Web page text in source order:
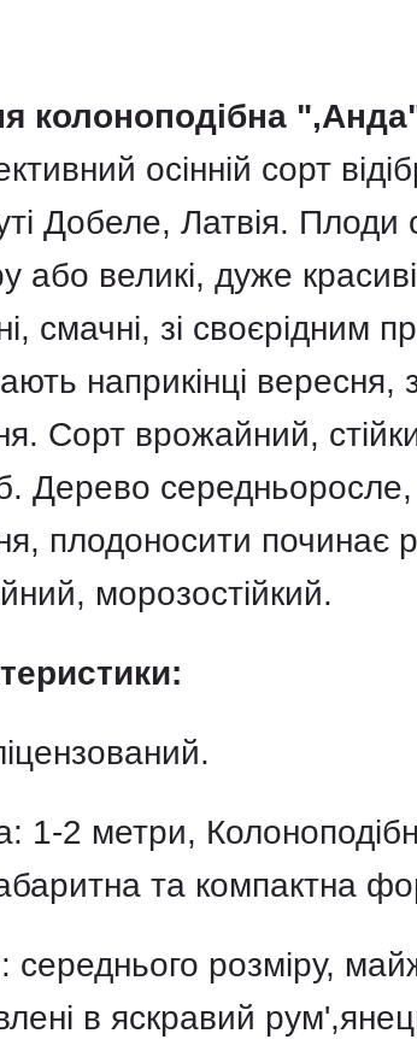
колоноподібна
осінній сорт
Добеле, Латвія. Плоди
або великі, дуже
смачні, зі своєрідним
наприкінці вересня,
Сорт врожайний,
Дерево середньоросле,
плодоносити починає
морозостійкий.
1-2 метри,
та компактна
середнього розміру,
в яскравий